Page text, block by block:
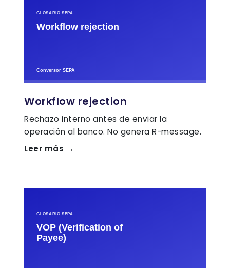
Workflow rejection
Rechazo interno antes de enviar la
operación al banco. No genera R-message.
Leer más →